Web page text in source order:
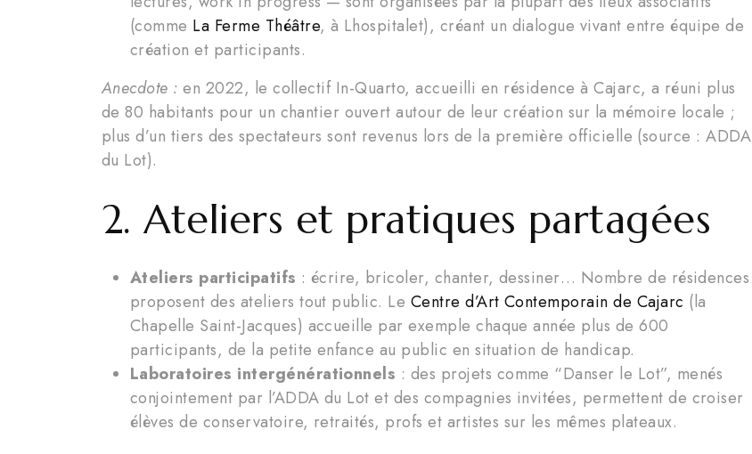
(comme La Ferme Théâtre, à Lhospitalet), créant un dialogue vivant entre équipe de
création et participants.
Anecdote : en 2022, le collectif In-Quarto, accueilli en résidence à Cajarc, a réuni plus
de 80 habitants pour un chantier ouvert autour de leur création sur la mémoire locale ;
plus d’un tiers des spectateurs sont revenus lors de la première officielle (source : ADDA
du Lot).
2. Ateliers et pratiques partagées
Ateliers participatifs : écrire, bricoler, chanter, dessiner… Nombre de résidences
proposent des ateliers tout public. Le Centre d’Art Contemporain de Cajarc (la
Chapelle Saint-Jacques) accueille par exemple chaque année plus de 600
participants, de la petite enfance au public en situation de handicap.
Laboratoires intergénérationnels : des projets comme “Danser le Lot”, menés
conjointement par l’ADDA du Lot et des compagnies invitées, permettent de croiser
élèves de conservatoire, retraités, profs et artistes sur les mêmes plateaux.